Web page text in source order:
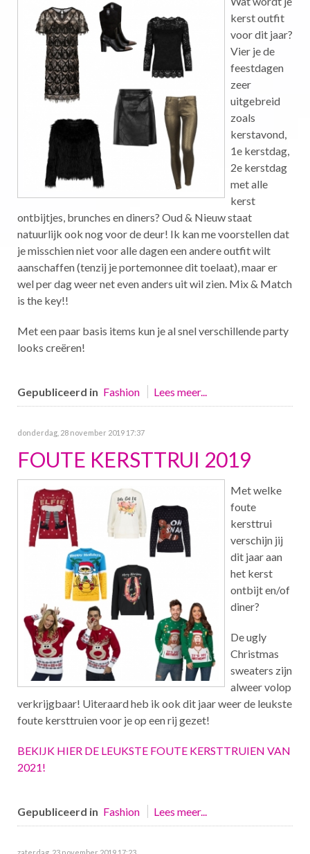
kerst outfit
voor dit jaar?
Vier je de
feestdagen
zeer
uitgebreid
zoals
kerstavond,
1e kerstdag,
2e kerstdag
met alle
kerst
ontbijtjes, brunches en diners? Oud & Nieuw staat
natuurlijk ook nog voor de deur! Ik kan me voorstellen dat
je misschien niet voor alle dagen een andere outfit wilt
aanschaffen (tenzij je portemonnee dit toelaat), maar er
wel per dag weer net even anders uit wil zien. Mix & Match
is the key!!
Met een paar basis items kun je al snel verschillende party
looks creëren!
Gepubliceerd in Fashion Lees meer...
donderdag, 28 november 2019 17:37
FOUTE KERSTTRUI 2019
Met welke
foute
kersttrui
verschijn jij
dit jaar aan
het kerst
ontbijt en/of
diner?
De ugly
Christmas
sweaters zijn
alweer volop
verkrijgbaar! Uiteraard heb ik ook dit jaar weer de leukste
foute kersttruien voor je op een rij gezet!
BEKIJK HIER DE LEUKSTE FOUTE KERSTTRUIEN VAN
2021!
Gepubliceerd in Fashion Lees meer...